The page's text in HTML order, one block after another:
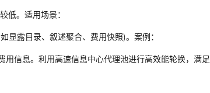
低。适用场景：
显露目录、叙述聚合、费用快照)。案例：
信息。利用高速信息中心代理池进行高效能轮换，满